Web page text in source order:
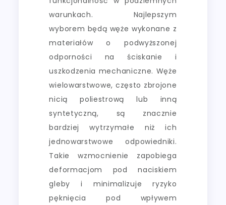
warunkach. Najlepszym
wyborem będą węże wykonane z
materiałów o podwyższonej
odporności na ściskanie i
uszkodzenia mechaniczne. Węże
wielowarstwowe, często zbrojone
nicią poliestrową lub inną
syntetyczną, są znacznie
bardziej wytrzymałe niż ich
jednowarstwowe odpowiedniki.
Takie wzmocnienie zapobiega
deformacjom pod naciskiem
gleby i minimalizuje ryzyko
pęknięcia pod wpływem